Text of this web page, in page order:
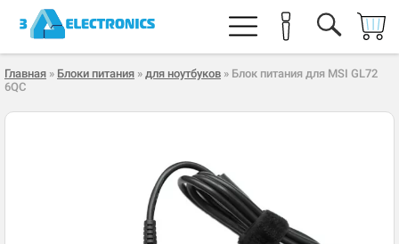
Главная » Блоки питания » для ноутбуков » Блок питания для MSI GL72
6QC